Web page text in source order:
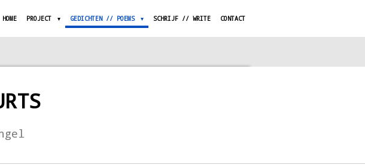
HOME PROJECT GEDICHTEN // POEMS SCHRIJF // WRITE CONTACT